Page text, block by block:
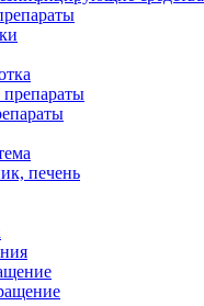
препараты
печень